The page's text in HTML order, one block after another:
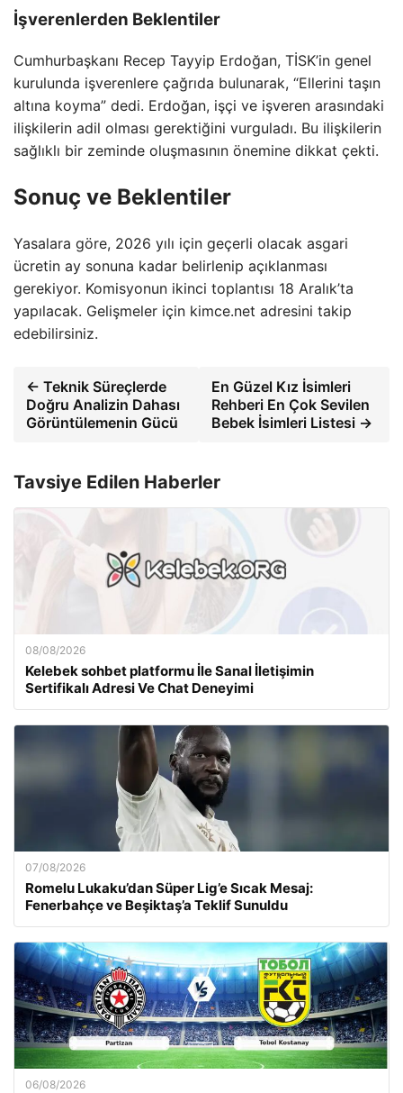
İşverenlerden Beklentiler
Cumhurbaşkanı Recep Tayyip Erdoğan, TİSK’in genel
kurulunda işverenlere çağrıda bulunarak, “Ellerini taşın
altına koyma” dedi. Erdoğan, işçi ve işveren arasındaki
ilişkilerin adil olması gerektiğini vurguladı. Bu ilişkilerin
sağlıklı bir zeminde oluşmasının önemine dikkat çekti.
Sonuç ve Beklentiler
Yasalara göre, 2026 yılı için geçerli olacak asgari
ücretin ay sonuna kadar belirlenip açıklanması
gerekiyor. Komisyonun ikinci toplantısı 18 Aralık’ta
yapılacak. Gelişmeler için kimce.net adresini takip
edebilirsiniz.
← Teknik Süreçlerde
Doğru Analizin Dahası
Görüntülemenin Gücü
En Güzel Kız İsimleri
Rehberi En Çok Sevilen
Bebek İsimleri Listesi →
Tavsiye Edilen Haberler
08/08/2026
Kelebek sohbet platformu İle Sanal İletişimin
Sertifikalı Adresi Ve Chat Deneyimi
07/08/2026
Romelu Lukaku’dan Süper Lig’e Sıcak Mesaj:
Fenerbahçe ve Beşiktaş’a Teklif Sunuldu
06/08/2026